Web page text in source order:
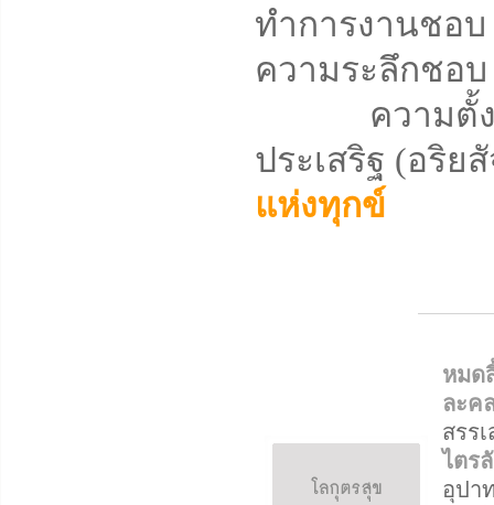
ทำการงานชอ
ความระลึกชอบ
ความตั้งใจ
ประเสริฐ (อริย
แห่งทุกข์
หมด
ละค
สรร
ไตร
อุปา